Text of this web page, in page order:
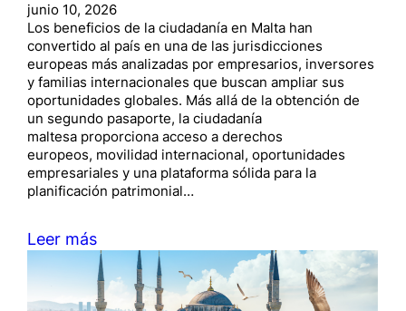
junio 10, 2026
Los beneficios de la ciudadanía en Malta han
convertido al país en una de las jurisdicciones
europeas más analizadas por empresarios, inversores
y familias internacionales que buscan ampliar sus
oportunidades globales. Más allá de la obtención de
un segundo pasaporte, la ciudadanía
maltesa proporciona acceso a derechos
europeos, movilidad internacional, oportunidades
empresariales y una plataforma sólida para la
planificación patrimonial…
Leer más